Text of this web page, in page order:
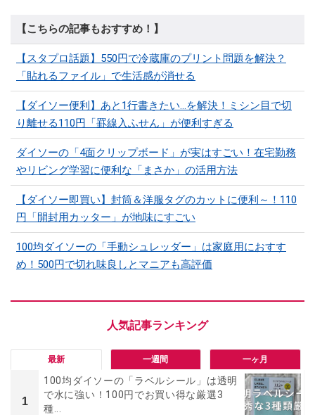
【こちらの記事もおすすめ！】
【スタプロ話題】550円で冷蔵庫のプリント問題を解決？
「貼れるファイル」で生活感が消せる
【ダイソー便利】あと1行書きたい…を解決！ミシン目で切
り離せる110円「罫線入ふせん」が便利すぎる
ダイソーの「4面クリップボード」が実はすごい！在宅勤務
やリビング学習に便利な「まさか」の活用方法
【ダイソー即買い】封筒＆洋服タグのカットに便利～！110
円「開封用カッター」が地味にすごい
100均ダイソーの「手動シュレッダー」は家庭用におすす
め！500円で切れ味良しとマニアも高評価
最新 一週間 一ヶ月
1
100均ダイソーの「ラベルシール」は透明
で水に強い！100円でお買い得な厳選3
種...